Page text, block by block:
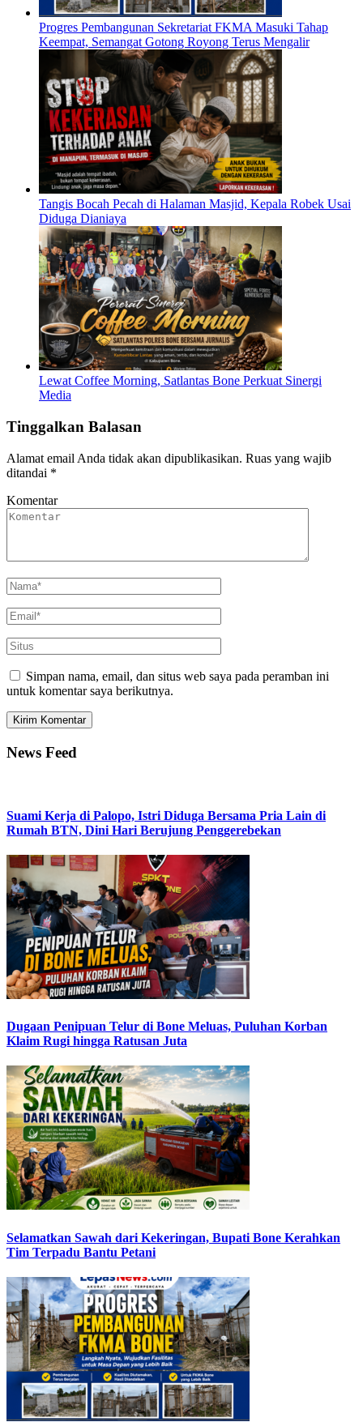
Progres Pembangunan Sekretariat FKMA Masuki Tahap
Keempat, Semangat Gotong Royong Terus Mengalir
Tangis Bocah Pecah di Halaman Masjid, Kepala Robek Usai
Diduga Dianiaya
Lewat Coffee Morning, Satlantas Bone Perkuat Sinergi
Media
Tinggalkan Balasan
Alamat email Anda tidak akan dipublikasikan. Ruas yang wajib
ditandai *
Komentar
Simpan nama, email, dan situs web saya pada peramban ini
untuk komentar saya berikutnya.
News Feed
Suami Kerja di Palopo, Istri Diduga Bersama Pria Lain di
Rumah BTN, Dini Hari Berujung Penggerebekan
Dugaan Penipuan Telur di Bone Meluas, Puluhan Korban
Klaim Rugi hingga Ratusan Juta
Selamatkan Sawah dari Kekeringan, Bupati Bone Kerahkan
Tim Terpadu Bantu Petani